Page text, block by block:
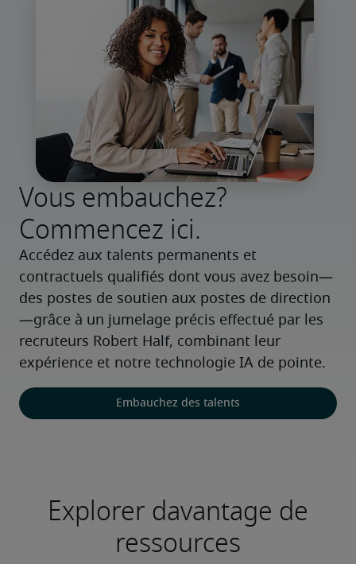
Vous embauchez?
Commencez ici.
Accédez aux talents permanents et
contractuels qualifiés dont vous avez besoin—
des postes de soutien aux postes de direction
—grâce à un jumelage précis effectué par les
recruteurs Robert Half, combinant leur
expérience et notre technologie IA de pointe.
Embauchez des talents
Explorer davantage de
ressources